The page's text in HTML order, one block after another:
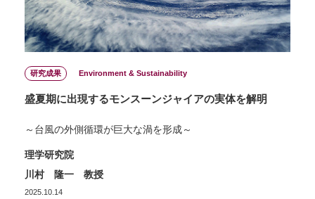
研究成果 Environment & Sustainability
盛夏期に出現するモンスーンジャイアの実体を解明
～台風の外側循環が巨大な渦を形成～
理学研究院
川村 隆一 教授
2025.10.14